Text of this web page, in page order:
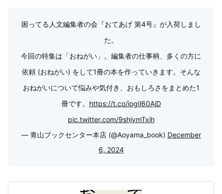
困ってる人文編集者の会『おてあげ 第4号』が入荷しまし
た。
今回の特集は「おねがい」。編集者の仕事柄、多くの方に
依頼 (おねがい) をして1冊の本を作っていきます。そんな
おねがいについて悩みや気付き、おもしろさをまとめた1
冊です。 https://t.co/iogIl60AjD
pic.twitter.com/9shjymTxih
— 青山ブックセンター本店 (@Aoyama_book) December
6, 2024